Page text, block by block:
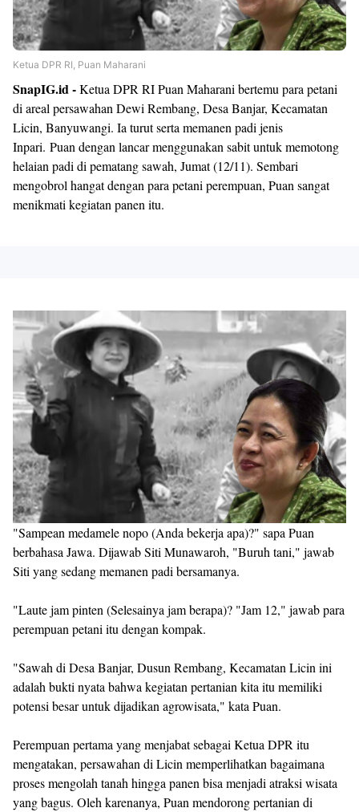
Ketua DPR RI, Puan Maharani
SnapIG.id-Ketua DPR RI Puan Maharani bertemu para petani
di areal persawahan Dewi Rembang, Desa Banjar, Kecamatan
Licin, Banyuwangi. Ia turut serta memanen padi jenis
Inpari. Puan dengan lancar menggunakan sabit untuk memotong
helaian padi di pematang sawah, Jumat (12/11). Sembari
mengobrol hangat dengan para petani perempuan, Puan sangat
menikmati kegiatan panen itu.
"Sampean medamele nopo (Anda bekerja apa)?" sapa Puan
berbahasa Jawa. Dijawab Siti Munawaroh, "Buruh tani," jawab
Siti yang sedang memanen padi bersamanya.
"Laute jam pinten (Selesainya jam berapa)? "Jam 12," jawab para
perempuan petani itu dengan kompak.
"Sawah di Desa Banjar, Dusun Rembang, Kecamatan Licin ini
adalah bukti nyata bahwa kegiatan pertanian kita itu memiliki
potensi besar untuk dijadikan agrowisata," kata Puan.
Perempuan pertama yang menjabat sebagai Ketua DPR itu
mengatakan, persawahan di Licin memperlihatkan bagaimana
proses mengolah tanah hingga panen bisa menjadi atraksi wisata
yang bagus. Oleh karenanya, Puan mendorong pertanian di